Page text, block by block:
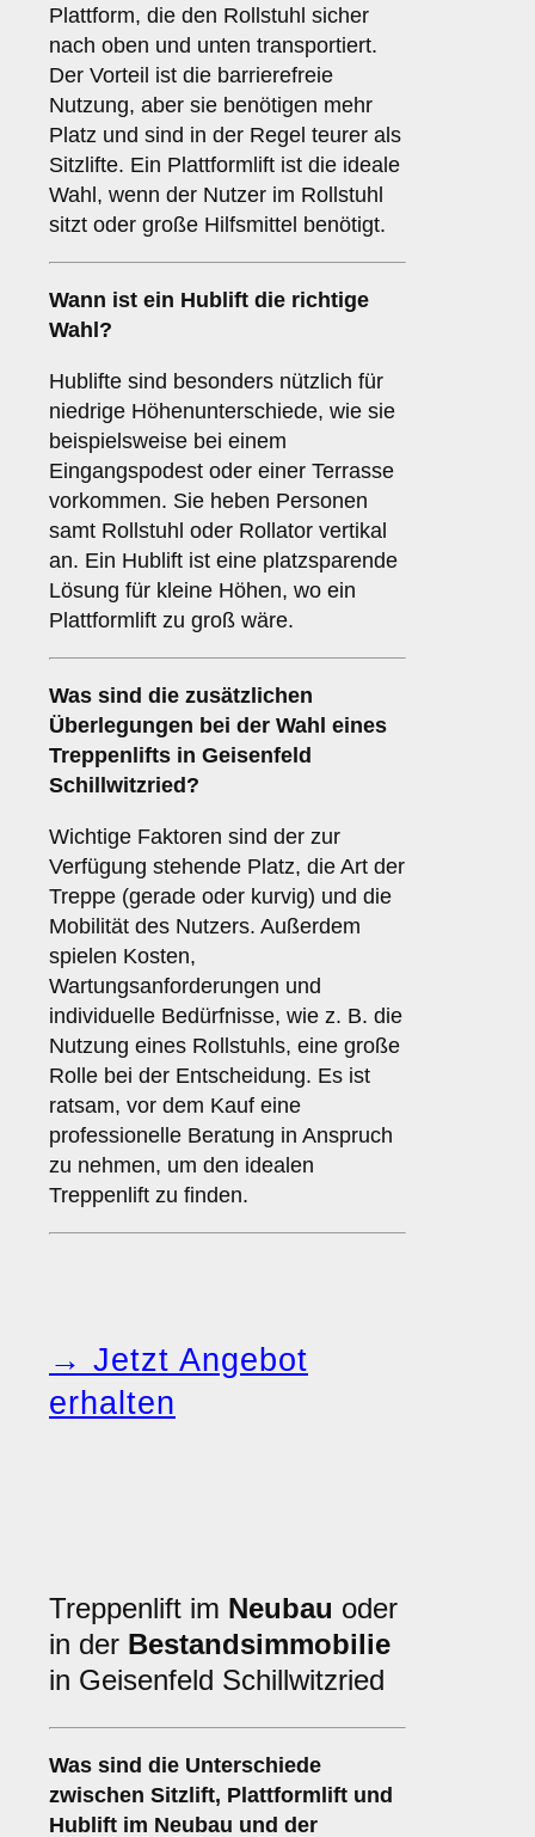
Plattform, die den Rollstuhl sicher
nach oben und unten transportiert.
Der Vorteil ist die barrierefreie
Nutzung, aber sie benötigen mehr
Platz und sind in der Regel teurer als
Sitzlifte. Ein Plattformlift ist die ideale
Wahl, wenn der Nutzer im Rollstuhl
sitzt oder große Hilfsmittel benötigt.
Wann ist ein Hublift die richtige
Wahl?
Hublifte sind besonders nützlich für
niedrige Höhenunterschiede, wie sie
beispielsweise bei einem
Eingangspodest oder einer Terrasse
vorkommen. Sie heben Personen
samt Rollstuhl oder Rollator vertikal
an. Ein Hublift ist eine platzsparende
Lösung für kleine Höhen, wo ein
Plattformlift zu groß wäre.
Was sind die zusätzlichen
Überlegungen bei der Wahl eines
Treppenlifts in Geisenfeld
Schillwitzried?
Wichtige Faktoren sind der zur
Verfügung stehende Platz, die Art der
Treppe (gerade oder kurvig) und die
Mobilität des Nutzers. Außerdem
spielen Kosten,
Wartungsanforderungen und
individuelle Bedürfnisse, wie z. B. die
Nutzung eines Rollstuhls, eine große
Rolle bei der Entscheidung. Es ist
ratsam, vor dem Kauf eine
professionelle Beratung in Anspruch
zu nehmen, um den idealen
Treppenlift zu finden.
→ Jetzt Angebot
erhalten
Treppenlift im Neubau oder
in der Bestandsimmobilie
in Geisenfeld Schillwitzried
Was sind die Unterschiede
zwischen Sitzlift, Plattformlift und
Hublift im Neubau und der